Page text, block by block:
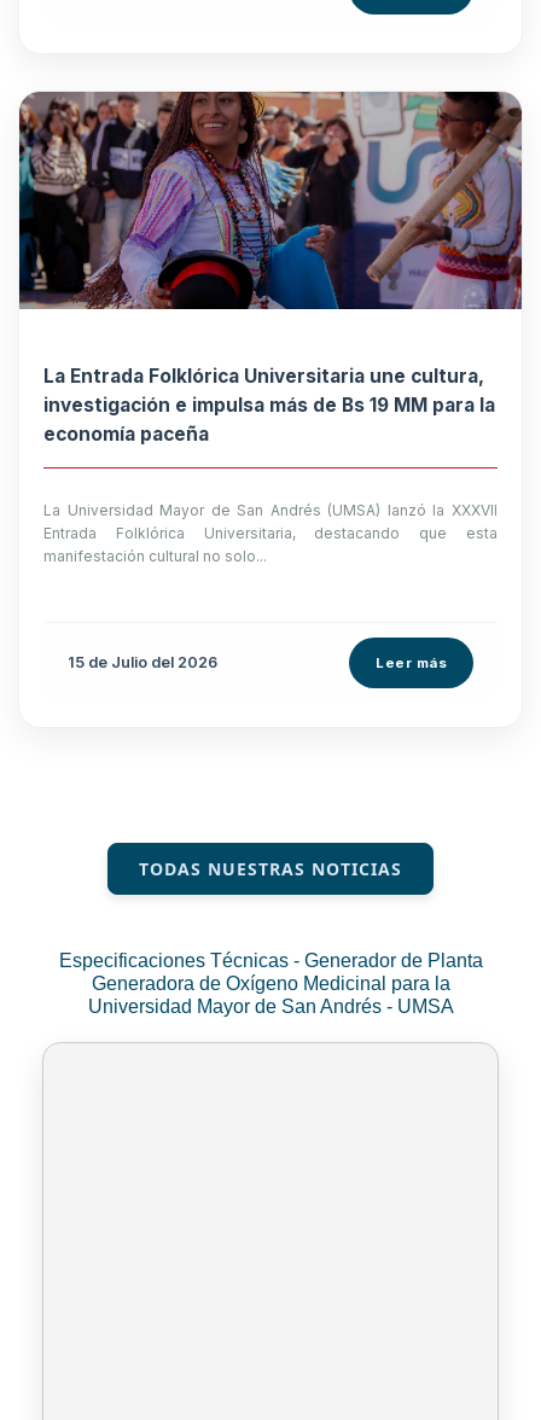
La Entrada Folklórica Universitaria une cultura,
investigación e impulsa más de Bs 19 MM para la
economía paceña
La Universidad Mayor de San Andrés (UMSA) lanzó la XXXVII
Entrada Folklórica Universitaria, destacando que esta
manifestación cultural no solo...
15 de Julio del 2026 Leer más
TODAS NUESTRAS NOTICIAS
Especificaciones Técnicas - Generador de Planta
Generadora de Oxígeno Medicinal para la
Universidad Mayor de San Andrés - UMSA